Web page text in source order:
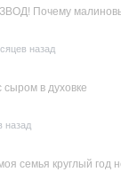
назад
в духовке
назад